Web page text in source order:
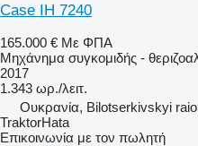
Case IH 7240
165.000 € Με ΦΠΑ
Μηχάνημα συγκομιδής -
2017
1.343 ωρ./λειτ.
Ουκρανία, Bilotserkivskyi
TraktorHata
Επικοινωνία με τον πωλητή